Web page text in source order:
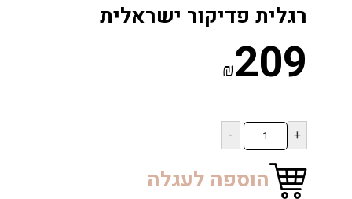
רגלית פדיקור ישראלית
₪209
כמות
של
רגלית
פדיקור
ישראליתהוספה לעגלה